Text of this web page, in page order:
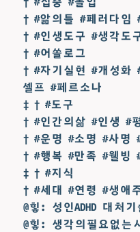
† #앎의틀 #페러다임
† #인생도구 #생각도
† #어쏠로그
† #자기실현 #개성화
셀프 #페르소나
‡ † #도구
† #인간의삶 #인생 #
† #운명 #소명 #사명
† #행복 #만족 #웰빙
‡ † #지식
† #세대 #연령 #생애
@힣: 성인ADHD 대처
@힣: 생각의필요없는